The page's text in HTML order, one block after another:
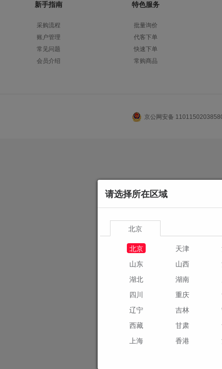
新手指南
采购流程
账户管理
常见问题
会员介绍
特色服务
批量询价
代客下单
快速下单
常购商品
京公网安备
请选择所在区域
北京
北京
天津
山东
山西
湖北
湖南
四川
重庆
辽宁
吉林
西藏
甘肃
上海
香港